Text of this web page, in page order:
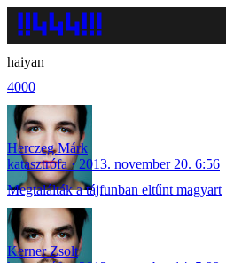
haiyan
4000
Herczeg Márk
katasztrófa
2013. november 20. 6:56
Megtalálták a tájfunban eltűnt magyart
Kerner Zsolt